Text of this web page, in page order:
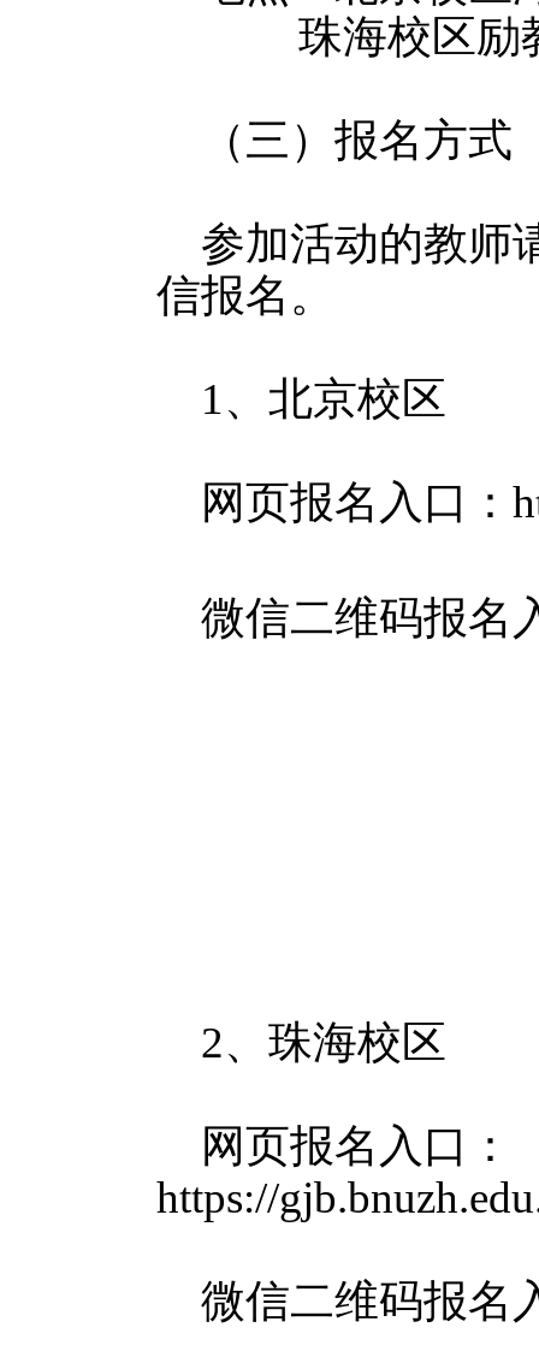
珠海校区励
（三）报名方式
参加活动的教师
信报名。
1、北京校区
网页报名入口：
微信二维码报名
2、珠海校区
网页报名入口：
https://
微信二维码报名